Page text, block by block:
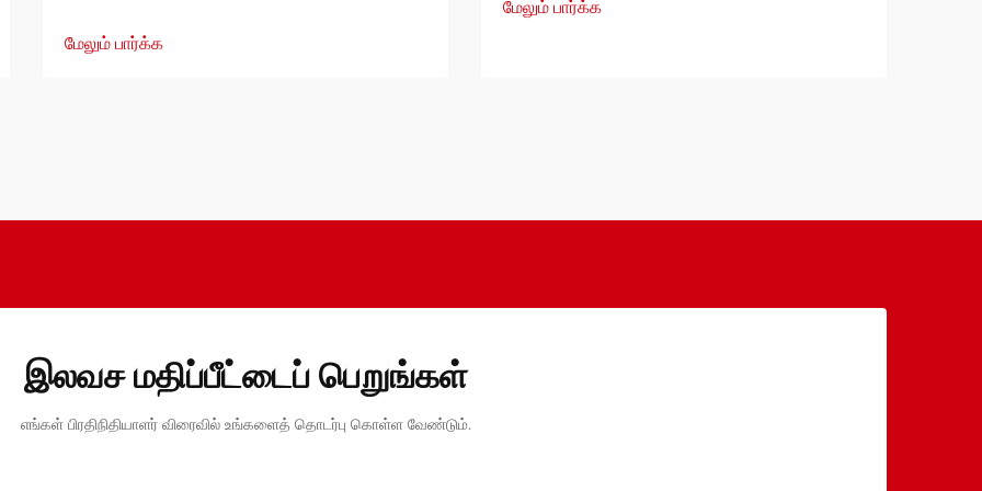
மேலும் பார்க்க
மேலும் பார்க்க
இலவச மதிப்பீட்டைப் பெறுங்கள்
எங்கள் பிரதிநிதியாளர் விரைவில் உங்களைத் தொடர்பு கொள்ள வேண்டும்.